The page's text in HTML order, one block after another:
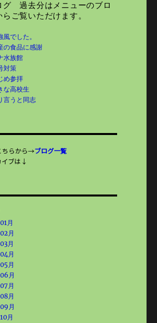
グ 過去分はメニューのブロ
ご覧いただけます。
でした。
の食品に感謝
水族館
対策
め参拝
な高校生
言うと同志
ちらから→ブログ一覧
イブは↓
月
月
月
月
月
月
月
月
月
月